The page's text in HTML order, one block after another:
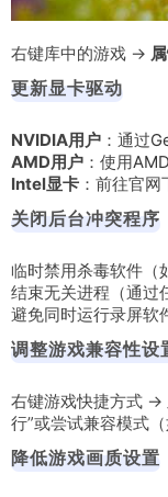
右键库中的游戏 →
更新显卡驱动
NVIDIA用户 ：通过
AMD用户 ：使用
Intel显卡 ：前往官网
关闭后台冲突程序
临时禁用杀毒软件（
结束无关进程（通过
避免同时运行录屏软
调整游戏兼容性设
右键游戏快捷方式 →
行”或尝试兼容模式（
降低游戏画质设置